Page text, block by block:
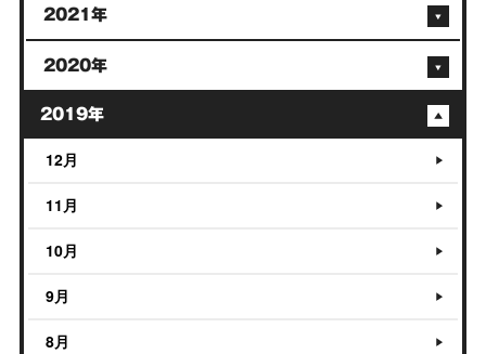
2021年
2020年
2019年
12月
11月
10月
9月
8月